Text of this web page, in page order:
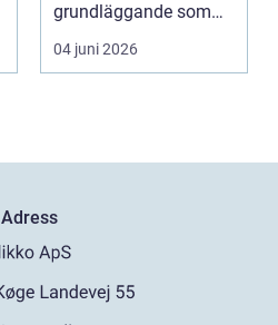
grundläggande som
hur sopor hanteras.
04 juni 2026
Adress